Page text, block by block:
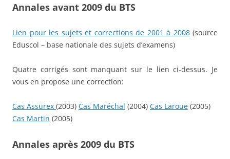
Annales avant 2009 du BTS
Lien pour les sujets et corrections de 2001 à 2008(source
Eduscol – base nationale des sujets d’examens)
Quatre corrigés sont manquant sur le lien ci-dessus. Je
vous en propose une correction:
Cas Assurex (2003) Cas Maréchal (2004) Cas Laroue (2005)
Cas Martin (2005)
Annales après 2009 du BTS